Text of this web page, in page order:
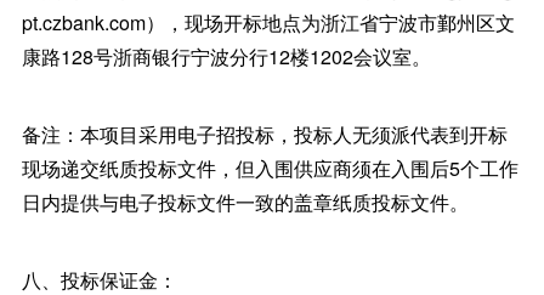
pt.czbank.com），现场开标地点为浙江省宁波市鄞州区文
康路128号浙商银行宁波分行12楼1202会议室。
备注：本项目采用电子招投标，投标人无须派代表到开标
现场递交纸质投标文件，但入围供应商须在入围后5个工作
日内提供与电子投标文件一致的盖章纸质投标文件。
八、投标保证金：